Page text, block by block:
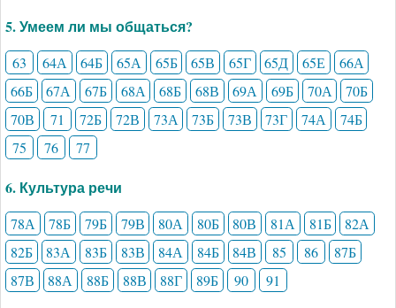
5. Умеем ли мы общаться?
63 64А 64Б 65А 65Б 65В 65Г 65Д 65Е
66А
66Б
67А 67Б 68А 68Б 68В 69А 69Б 70А
70Б
70В
71 72Б 72В 73А 73Б 73В 73Г 74А
74Б
75
76 77
6. Культура речи
78А 78Б 79Б 79В 80А 80Б 80В 81А 81Б
82А
82Б
83А 83Б 83В 84А 84Б 84В 85 86
87Б
87В
88А 88Б 88В 88Г 89Б 90 91